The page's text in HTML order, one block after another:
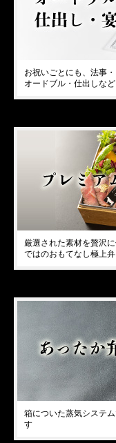
お祝いごとにも、法事
オードブル・仕出しなど
厳選された素材を贅沢
ではのおもてなし極上弁
箱についた蒸気システ
す